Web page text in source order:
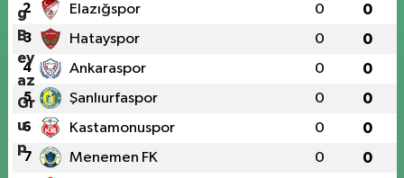
2 Elazığspor 0 0
3 Hatayspor 0 0
4 Ankaraspor 0 0
5 Şanlıurfaspor 0 0
6 Kastamonuspor 0 0
7 Menemen FK 0 0